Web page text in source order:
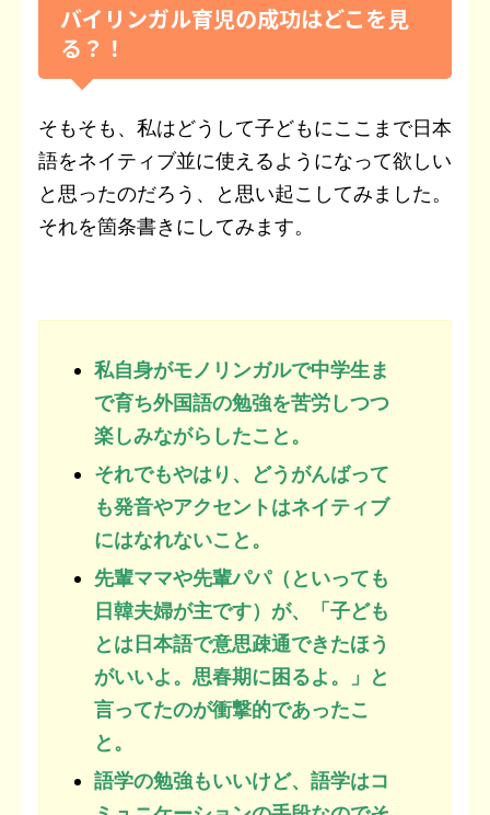
バイリンガル育児の成功はどこを見
る？！
そもそも、私はどうして子どもにここまで日本
語をネイティブ並に使えるようになって欲しい
と思ったのだろう、と思い起こしてみました。
それを箇条書きにしてみます。
私自身がモノリンガルで中学生ま
で育ち外国語の勉強を苦労しつつ
楽しみながらしたこと。
それでもやはり、どうがんばって
も発音やアクセントはネイティブ
にはなれないこと。
先輩ママや先輩パパ（といっても
日韓夫婦が主です）が、「子ども
とは日本語で意思疎通できたほう
がいいよ。思春期に困るよ。」と
言ってたのが衝撃的であったこ
と。
語学の勉強もいいけど、語学はコ